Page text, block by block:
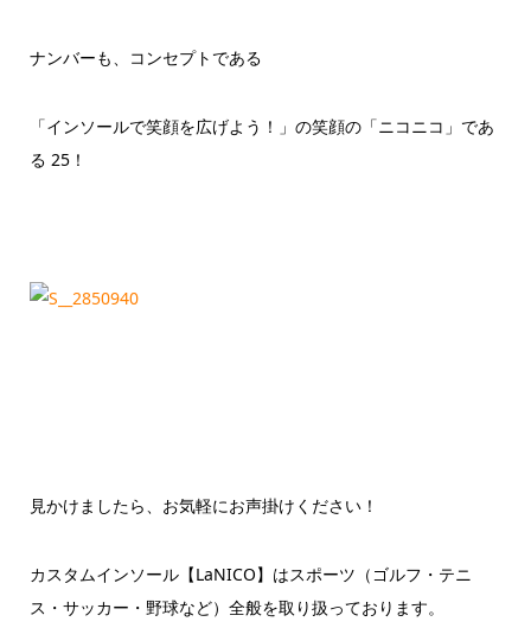
ナンバーも、コンセプトである
「インソールで笑顔を広げよう！」の笑顔の「ニコニコ」であ
る 25！
見かけましたら、お気軽にお声掛けください！
カスタムインソール【LaNICO】はスポーツ（ゴルフ・テニ
ス・サッカー・野球など）全般を取り扱っております。